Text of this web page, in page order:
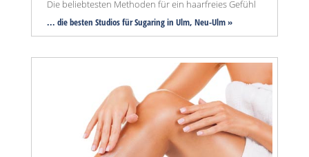
Die beliebtesten Methoden für ein haarfreies Gefühl
... die besten Studios für Sugaring in Ulm, Neu-Ulm »